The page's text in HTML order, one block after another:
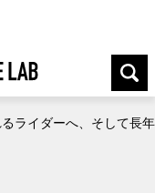
ライダーへ、そして長